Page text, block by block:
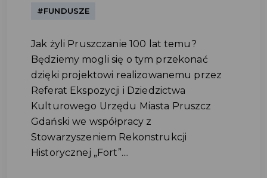
#FUNDUSZE
Jak żyli Pruszczanie 100 lat temu?
Będziemy mogli się o tym przekonać
dzięki projektowi realizowanemu przez
Referat Ekspozycji i Dziedzictwa
Kulturowego Urzędu Miasta Pruszcz
Gdański we współpracy z
Stowarzyszeniem Rekonstrukcji
Historycznej „Fort”....